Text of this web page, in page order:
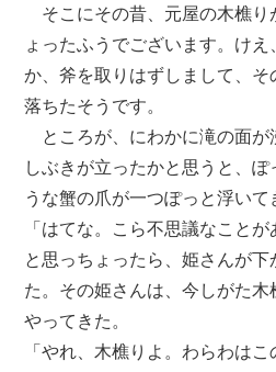
そこにその昔、元屋の木樵り
ょったふうでございます。け
か、斧を取りはずしまして、そ
落ちたそうです。
ところが、にわかに滝の面が
しぶきが立ったかと思うと、
うな蟹の爪が一つぽっと浮いて
「はてな。こら不思議なことが
と思っちょったら、姫さんが下
た。その姫さんは、今しがた
やってきた。
「やれ、木樵りよ。わらわはこ